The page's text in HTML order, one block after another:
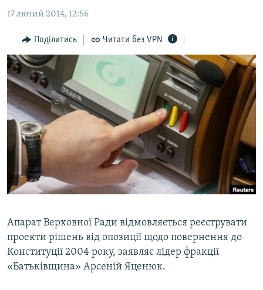
основної
Перейти
до
пошуку
БЛОГИ
ПОГЛЯД
ІНТЕРВ'Ю
ВСЕ ЗА ДЕНЬ
СПЕЦПРОЕКТИ
ДЕПОРТАЦІЯ
ВІДЕОУРОКИ «ELIFBE»
СВІДЧЕННЯ ОКУПАЦІЇ
УКРАЇНСЬКА ПРОБЛЕМА КРИМУ
ЯК ОБІЙТИ БЛОКУВАННЯ
Русский
Qırımtatar
Усі сайти RFE/RL
17 лютий 2014, 12:56
Поділитись Читати без VPN
Апарат Верховної Ради відмовляється реєструвати
проекти рішень від опозиції щодо повернення до
Конституції 2004 року, заявляє лідер фракції
«Батьківщина» Арсеній Яценюк.